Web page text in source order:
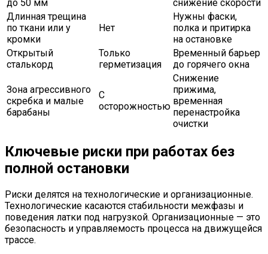
до 50 мм
снижение скорости
Длинная трещина
по ткани или у
кромки
Нет
Нужны фаски,
полка и притирка
на остановке
Открытый
сталькорд
Только
герметизация
Временный барьер
до горячего окна
Зона агрессивного
скребка и малые
барабаны
С
осторожностью
Снижение
прижима,
временная
перенастройка
очистки
Ключевые риски при работах без
полной остановки
Риски делятся на технологические и организационные.
Технологические касаются стабильности межфазы и
поведения латки под нагрузкой. Организационные — это
безопасность и управляемость процесса на движущейся
трассе.